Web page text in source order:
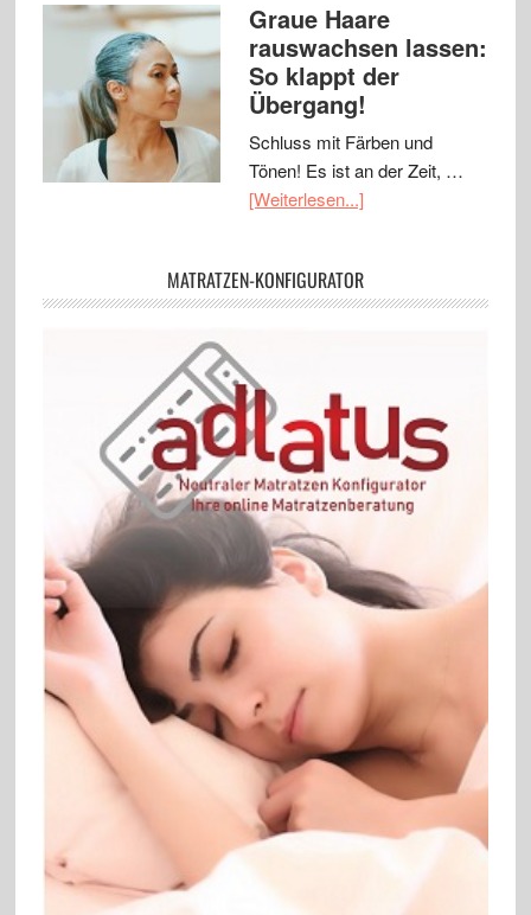
Graue Haare
rauswachsen lassen:
So klappt der
Übergang!
Schluss mit Färben und
Tönen! Es ist an der Zeit, …
[Weiterlesen...]
MATRATZEN-KONFIGURATOR